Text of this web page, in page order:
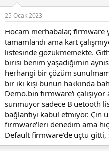
s
25 Ocak 2023
Hocam merhabalar, firmware
tamamlandı ama kart
listesinde gözükmemekte.
birisi benim yaşadığımın
herhangi bir çözüm
bir iki kişi bunun hakkında
Demo.bin firmware'i
sunmuyor sadece Bluetooth
bağlantıyı kabul etmiyor. Çin
firmware'leri denedim ama
Default firmware'de uçtu gitti,